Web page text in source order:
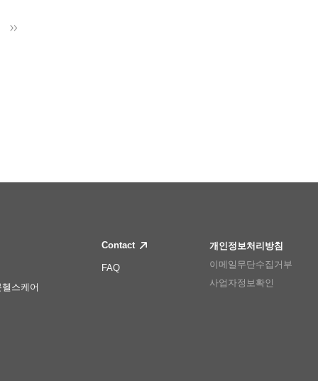
스케어
Contact
FAQ
개인정보처리방침
이메일무단수집거부
사업자정보확인